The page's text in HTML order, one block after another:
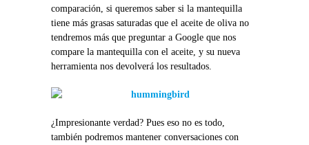
comparación, si queremos saber si la mantequilla
tiene más grasas saturadas que el aceite de oliva no
tendremos más que preguntar a Google que nos
compare la mantequilla con el aceite, y su nueva
herramienta nos devolverá los resultados.
¿Impresionante verdad? Pues eso no es todo,
también podremos mantener conversaciones con